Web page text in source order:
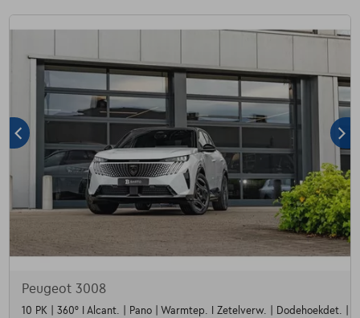
Peugeot 3008
10 PK | 360° I Alcant. | Pano | Warmtep. I Zetelverw. | Dodehoekdet. |